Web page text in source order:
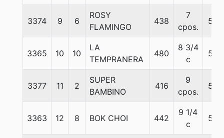
3374 9 6
ROSY
FLAMINGO
438
7
cpos.
56
3365 10 10
LA
TEMPRANERA
480
8 3/4
c
57
3377 11 2
SUPER
BAMBINO
416
9
cpos.
57
3363 12 8 BOK CHOI 442
9 1/4
c
56